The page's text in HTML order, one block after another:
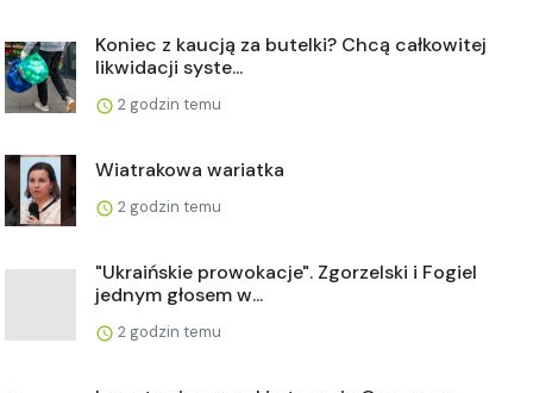
Koniec z kaucją za butelki? Chcą całkowitej
likwidacji syste...
2 godzin temu
Wiatrakowa wariatka
2 godzin temu
"Ukraińskie prowokacje". Zgorzelski i Fogiel
jednym głosem w...
2 godzin temu